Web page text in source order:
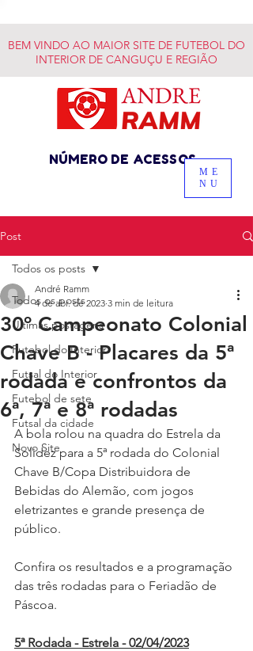
BEM VINDO AO MAIOR SITE DE FUTEBOL DO
INTERIOR DE CANGUÇU E REGIÃO
NÚMERO DE ACESSOS
ME
NU
Post
Todos os posts
Últimas postagens
Futebol do Interior
Futsal do Interior
Futebol de sete
Futsal da cidade
Novo Site
Todos os posts
30º Campeonato Colonial
Chave B - Placares da 5ª
rodada e confrontos da
6ª, 7ª e 8ª rodadas
André Ramm
4 de abr. de 2023 3 min de leitura
A bola rolou na quadra do Estrela da
Solidez para a 5ª rodada do Colonial
Chave B/Copa Distribuidora de
Bebidas do Alemão, com jogos
eletrizantes e grande presença de
público.
Confira os resultados e a programação
das três rodadas para o Feriadão de
Páscoa.
5ª Rodada - Estrela - 02/04/2023